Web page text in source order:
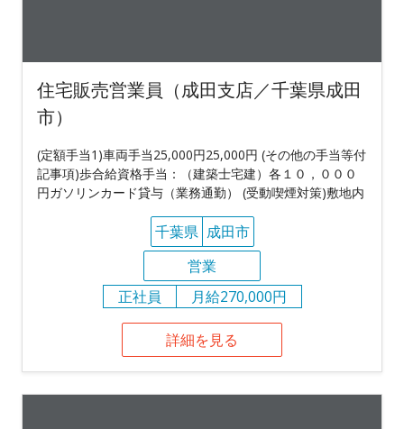
住宅販売営業員（成田支店／千葉県成田
市）
(定額手当1)車両手当25,000円25,000円 (その他の手当等付
記事項)歩合給資格手当：（建築士宅建）各１０，０００
円ガソリンカード貸与（業務通勤） (受動喫煙対策)敷地内
千葉県 成田市
営業
正社員
月給270,000円
詳細を見る